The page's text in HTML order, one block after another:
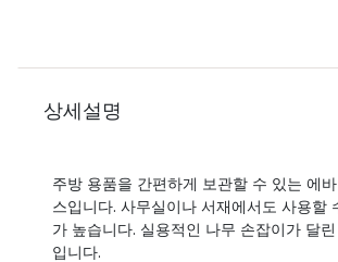
상세설명
주방 용품을 간편하게 보관할 수 있는 에
스입니다. 사무실이나 서재에서도 사용할
가 높습니다. 실용적인 나무 손잡이가 달
입니다.